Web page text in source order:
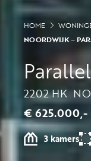
HOME
NOORDWIJK –
2202 HK
€ 625.000,-
3 kamers